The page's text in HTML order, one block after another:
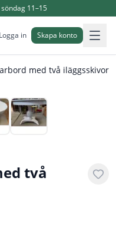
11–15
Logga in Skapa konto
med två iläggsskivor
1/5
två